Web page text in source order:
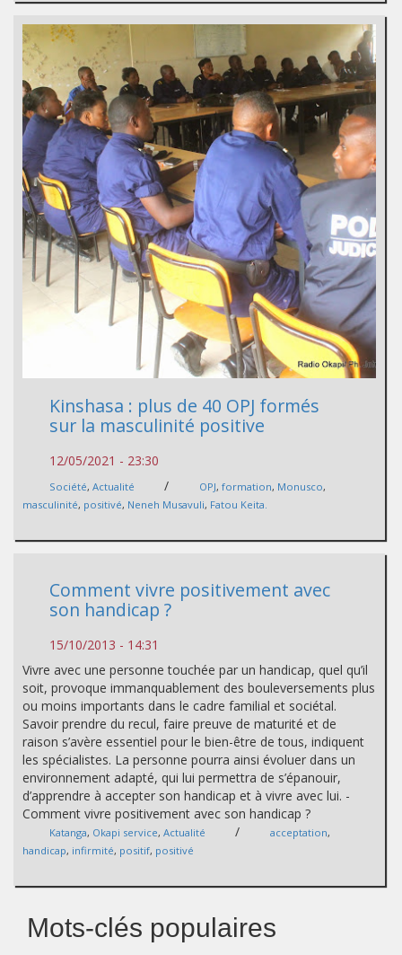
Kinshasa : plus de 40 OPJ formés
sur la masculinité positive
12/05/2021 - 23:30
Société, Actualité / OPJ, formation, Monusco,
masculinité, positivé, Neneh Musavuli, Fatou Keita.
Comment vivre positivement avec
son handicap ?
15/10/2013 - 14:31
Vivre avec une personne touchée par un handicap, quel qu’il
soit, provoque immanquablement des bouleversements plus
ou moins importants dans le cadre familial et sociétal.
Savoir prendre du recul, faire preuve de maturité et de
raison s’avère essentiel pour le bien-être de tous, indiquent
les spécialistes. La personne pourra ainsi évoluer dans un
environnement adapté, qui lui permettra de s’épanouir,
d’apprendre à accepter son handicap et à vivre avec lui. -
Comment vivre positivement avec son handicap ?
Katanga, Okapi service, Actualité / acceptation,
handicap, infirmité, positif, positivé
Mots-clés populaires